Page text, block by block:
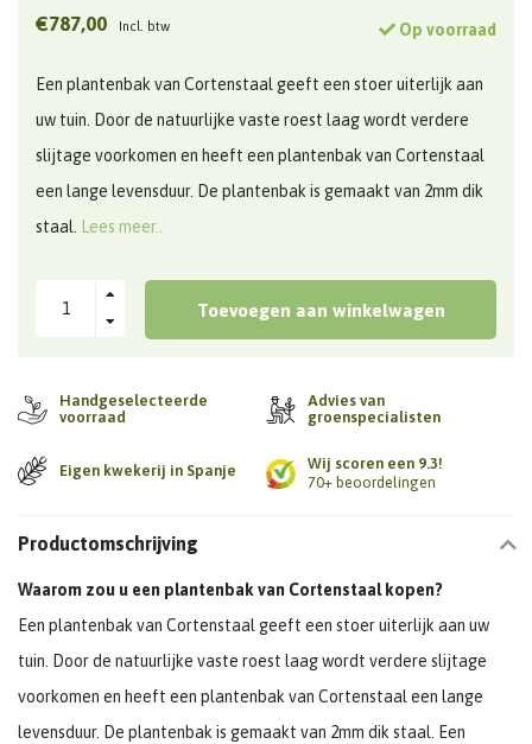
€787,00 Incl. btw Op voorraad
Een plantenbak van Cortenstaal geeft een stoer uiterlijk aan
uw tuin. Door de natuurlijke vaste roest laag wordt verdere
slijtage voorkomen en heeft een plantenbak van Cortenstaal
een lange levensduur. De plantenbak is gemaakt van 2mm dik
staal. Lees meer..
Toevoegen aan winkelwagen
Handgeselecteerde
voorraad
Advies van
groenspecialisten
Eigen kwekerij in Spanje
Wij scoren een 9.3!
70+ beoordelingen
Productomschrijving
Waarom zou u een plantenbak van Cortenstaal kopen?
Een plantenbak van Cortenstaal geeft een stoer uiterlijk aan uw
tuin. Door de natuurlijke vaste roest laag wordt verdere slijtage
voorkomen en heeft een plantenbak van Cortenstaal een lange
levensduur. De plantenbak is gemaakt van 2mm dik staal. Een